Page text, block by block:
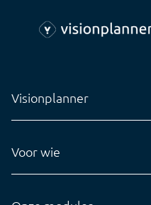
Visionplanner
Contact
Voor wie
Accountantskantoren
Administratiekantoren